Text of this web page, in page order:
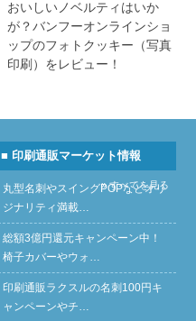
おいしいノベルティはいか
が？バンフーオンラインショ
ップのフォトクッキー（写真
印刷）をレビュー！
■ 印刷通販マーケット情報
» すべてを見る
丸型名刺やスイングPOPなどオリ
ジナリティ満載…
総額3億円還元キャンペーン中！
椅子カバーやウォ…
印刷通販ラクスルの名刺100円キ
ャンペーンやチ…